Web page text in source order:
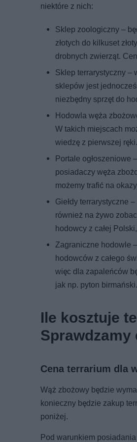
niektóre z nich:
Sklep zoologiczny –
złotych do kilkuset
drobnych zwierząt.
Sklep terrarystyczny –
sklepów jest
niezbędny sprzęt do
Hodowla węża
W takich miejscach
wiedzę z pierwszej ręki.
Portale ogłoszeniowe
posiadaczy węża
możemy trafić na
Giełdy terrarystyczne
również na żywo
hodowcy z całej
Zagraniczne hodowle
hodowców z całego
więc dla zapaleńców
jak np. pyton birmański.
Ile kosztuje
Sprawdzamy
Cena terrarium dla
Wąż zbożowy będzie
konieczny będzie zakup
poniżej.
Pod warunkiem